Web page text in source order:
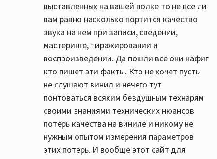
выставленных на вашей полке то не все ли
вам равно насколько портится качество
звука на нем при записи, сведении,
мастеринге, тиражировании и
воспроизведении. Да пошли все они нафиг
кто пишет эти факты. Кто не хочет пусть
не слушают винил и нечего тут
понтоваться всяким бездушным технарям
своими знаниями технических нюансов
потерь качества на виниле и никому не
нужным опытом измерения параметров
этих потерь. И вообще этот сайт для